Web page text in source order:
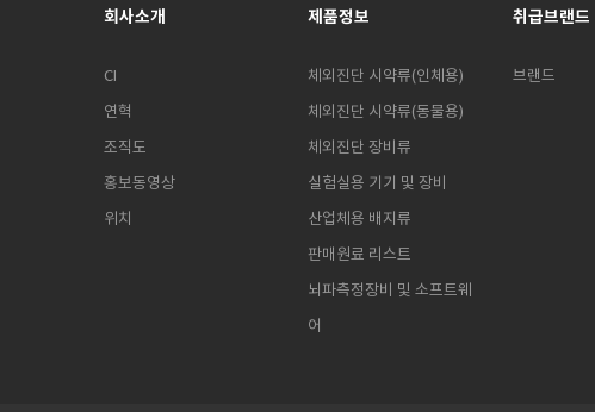
회사소개
CI
연혁
조직도
홍보동영상
위치
제품정보
체외진단 시약류(인체용)
체외진단 시약류(동물용)
체외진단 장비류
실험실용 기기 및 장비
산업체용 배지류
판매원료 리스트
뇌파측정장비 및 소프트웨
어
취급브랜드
브랜드